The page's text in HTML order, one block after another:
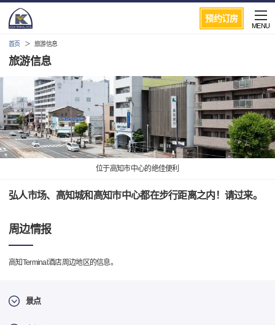
预约订房
MENU
首页 旅游信息
旅游信息
位于高知市中心的绝佳便利
弘人市场、高知城和高知市中心都在步行距离之内！请过来。
周边情报
高知Terminal酒店周边地区的信息。
景点